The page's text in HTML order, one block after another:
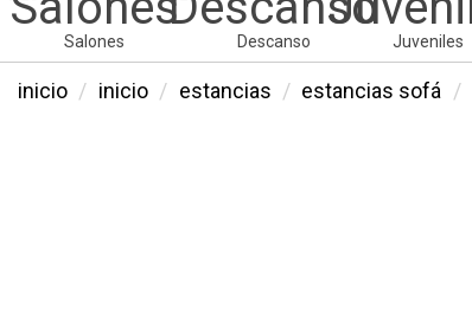
Salones Descanso Juveniles
inicio inicio estancias estancias sofá